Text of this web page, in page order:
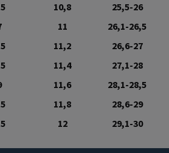
10,8
25,5-26
11
26,1-26,5
11,2
26,6-27
11,4
27,1-28
11,6
28,1-28,5
11,8
28,6-29
12 29,1-30